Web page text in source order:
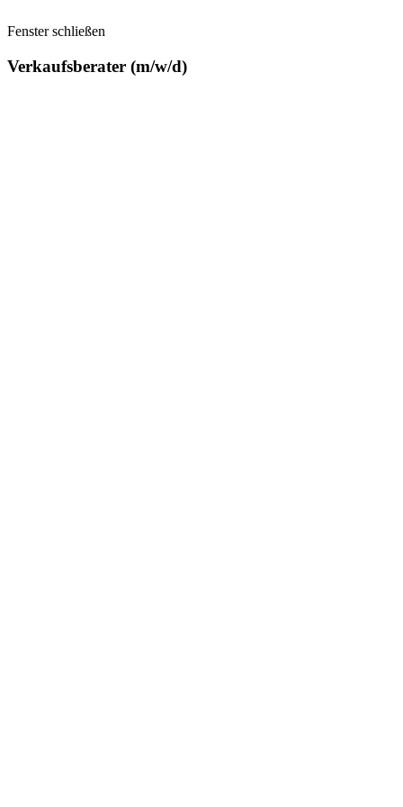
Fenster schließen
Verkaufsberater (m/w/d)